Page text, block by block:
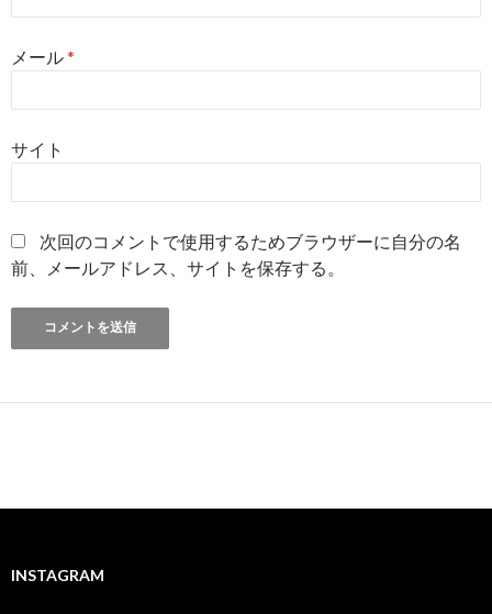
メール*
サイト
次回のコメントで使用するためブラウザーに自分の名
前、メールアドレス、サイトを保存する。
INSTAGRAM